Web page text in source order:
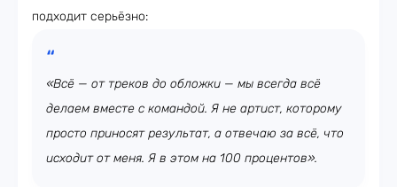
подходит серьёзно:
«Всё — от треков до обложки — мы всегда всё
делаем вместе с командой. Я не артист, которому
просто приносят результат, а отвечаю за всё, что
исходит от меня. Я в этом на 100 процентов».